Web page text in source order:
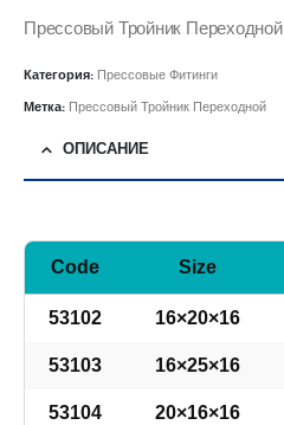
Прессовый Тройник Переходной
Категория: Прессовые Фитинги
Метка: Прессовый Тройник Переходной
ОПИСАНИЕ
Code Size
53102 16×20×16
53103 16×25×16
53104 20×16×16